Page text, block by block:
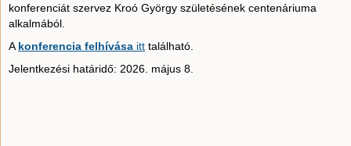
konferenciát szervez Kroó György születésének centenáriuma
alkalmából.
A konferencia felhívása itt található.
Jelentkezési határidő: 2026. május 8.